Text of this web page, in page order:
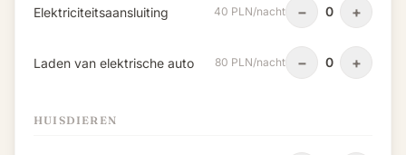
Elektriciteitsaansluiting 40 PLN/nacht − 0 +
Laden van elektrische auto 80 PLN/nacht − 0 +
HUISDIEREN